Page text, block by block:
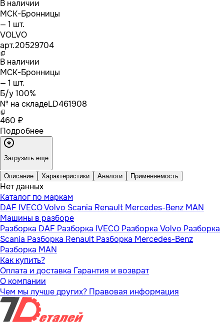
В наличии
МСК-Бронницы
— 1 шт.
VOLVO
арт.20529704
В наличии
МСК-Бронницы
— 1 шт.
Б/у 100%
№ на складеLD461908
460 ₽
Подробнее
Загрузить еще
Описание Характеристики Аналоги Применяемость
Нет данных
Каталог по маркам
DAF IVECOVolvo Scania Renault Mercedes-Benz MAN
Машины в разборе
Разборка DAF Разборка IVECO Разборка Volvo Разборка
Scania Разборка Renault Разборка Mercedes-Benz
Разборка MAN
Как купить?
Оплата и доставка Гарантия и возврат
О компании
Чем мы лучше других? Правовая информация